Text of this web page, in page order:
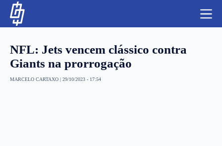
NFL: Jets vencem clássico contra
Giants na prorrogação
MARCELO CARTAXO | 29/10/2023 - 17:54